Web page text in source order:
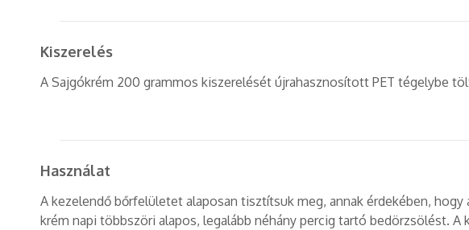
Kiszerelés
A Sajgókrém 200 grammos kiszerelését újrahasznosított PET tégelybe
Használat
A kezelendő bőrfelületet alaposan tisztítsuk meg, annak érdekében,
krém napi többszöri alapos, legalább néhány percig tartó bedörzsölést.